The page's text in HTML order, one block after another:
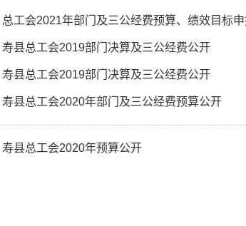
总工会2021年部门及三公经费预算、绩效目标
寿县总工会2019部门决算及三公经费公开
寿县总工会2019部门决算及三公经费公开
寿县总工会2020年部门及三公经费预算公开
寿县总工会2020年预算公开